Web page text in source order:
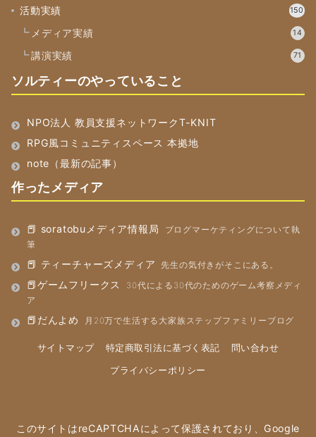
活動実績 150
メディア実績 14
講演実績 71
ソルティーのやっていること
NPO法人 教員支援ネットワークT-KNIT
RPG風コミュニティスペース 本拠地
note（最新の記事）
作ったメディア
📕 soratobuメディア情報局
ブログマーケティングについて執
筆
📕 ティーチャーズメディア 先生の気付きがそこにある。
📕ゲームフリークス
30代による30代のためのゲーム考察メディ
ア
📕だんよめ 月20万で生活する大家族ステップファミリーブログ
サイトマップ 特定商取引法に基づく表記 問い合わせ
プライバシーポリシー
このサイトはreCAPTCHAによって保護されており、Google